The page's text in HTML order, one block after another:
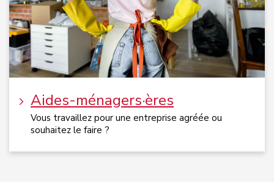
Aides-ménagers·ères
Vous travaillez pour une entreprise agréée ou
souhaitez le faire ?